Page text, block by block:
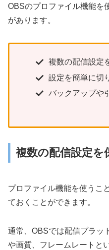
OBSのプロファイル機能を
があります。
複数の配信設定
設定を簡単に切
バックアップや
複数の配信設定を
プロファイル機能を使うこ
ておくことができます。
通常、OBSでは配信プラッ
や画質、フレームレートと